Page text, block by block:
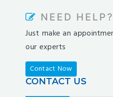
nesilbet
pradabet
ligobet
betebet
pumabet
yakabet
NEED HELP?
Just make an
our experts
Contact Now
CONTACT US